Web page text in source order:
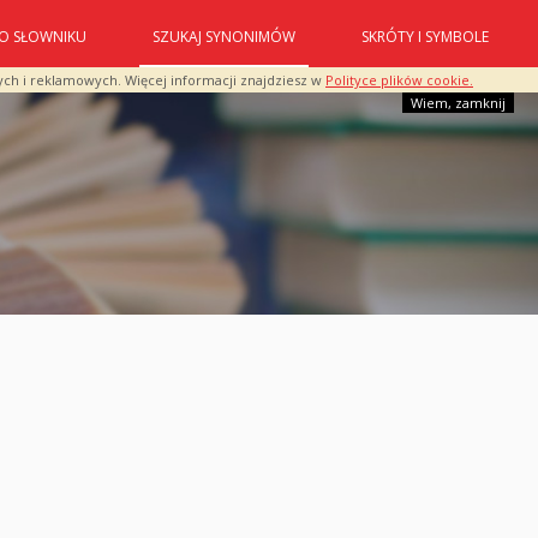
i reklamowych. Więcej informacji znajdziesz w Polityce plików cookie.
Wiem, zamknij
O SŁOWNIKU SZUKAJ SYNONIMÓW SKRÓTY I SYMBOLE